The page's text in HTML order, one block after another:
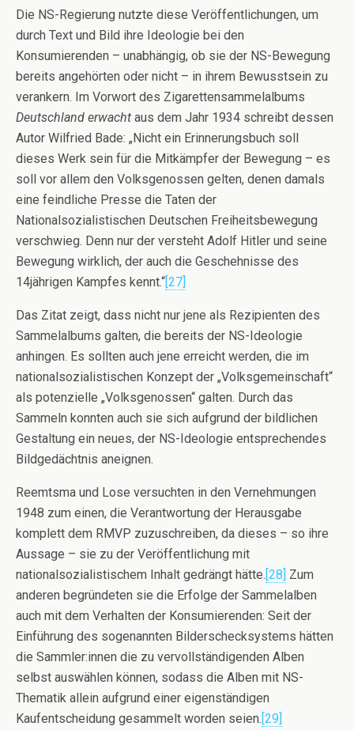
Die NS-Regierung nutzte diese Veröffentlichungen, um
durch Text und Bild ihre Ideologie bei den
Konsumierenden – unabhängig, ob sie der NS-Bewegung
bereits angehörten oder nicht – in ihrem Bewusstsein zu
verankern. Im Vorwort des Zigarettensammelalbums
Deutschland erwacht aus dem Jahr 1934 schreibt dessen
Autor Wilfried Bade: „Nicht ein Erinnerungsbuch soll
dieses Werk sein für die Mitkämpfer der Bewegung – es
soll vor allem den Volksgenossen gelten, denen damals
eine feindliche Presse die Taten der
Nationalsozialistischen Deutschen Freiheitsbewegung
verschwieg. Denn nur der versteht Adolf Hitler und seine
Bewegung wirklich, der auch die Geschehnisse des
14jährigen Kampfes kennt.“[27]
Das Zitat zeigt, dass nicht nur jene als Rezipienten des
Sammelalbums galten, die bereits der NS-Ideologie
anhingen. Es sollten auch jene erreicht werden, die im
nationalsozialistischen Konzept der „Volksgemeinschaft“
als potenzielle „Volksgenossen“ galten. Durch das
Sammeln konnten auch sie sich aufgrund der bildlichen
Gestaltung ein neues, der NS-Ideologie entsprechendes
Bildgedächtnis aneignen.
Reemtsma und Lose versuchten in den Vernehmungen
1948 zum einen, die Verantwortung der Herausgabe
komplett dem RMVP zuzuschreiben, da dieses – so ihre
Aussage – sie zu der Veröffentlichung mit
nationalsozialistischem Inhalt gedrängt hätte.[28] Zum
anderen begründeten sie die Erfolge der Sammelalben
auch mit dem Verhalten der Konsumierenden: Seit der
Einführung des sogenannten Bilderschecksystems hätten
die Sammler:innen die zu vervollständigenden Alben
selbst auswählen können, sodass die Alben mit NS-
Thematik allein aufgrund einer eigenständigen
Kaufentscheidung gesammelt worden seien.[29]